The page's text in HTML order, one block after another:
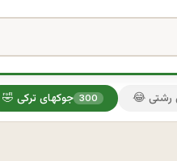
🤣 جوکهای ترکی 300 رشتی